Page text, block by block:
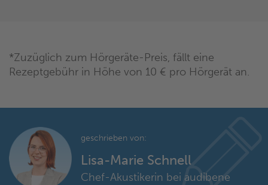
*Zuzüglich zum Hörgeräte-Preis, fällt eine
Rezeptgebühr in Höhe von 10 € pro Hörgerät an.
geschrieben von:
Lisa-Marie Schnell
Chef-Akustikerin bei audibene